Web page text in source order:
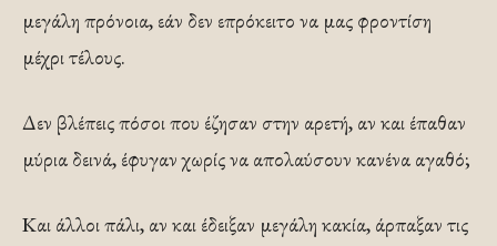
μεγάλη πρόνοια, εάν δεν επρόκειτο να μας φροντίση
μέχρι τέλους.
Δεν βλέπεις πόσοι που έζησαν στην αρετή, αν και έπαθαν
μύρια δεινά, έφυγαν χωρίς να απολαύσουν κανένα αγαθό;
Και άλλοι πάλι, αν και έδειξαν μεγάλη κακία, άρπαξαν τις